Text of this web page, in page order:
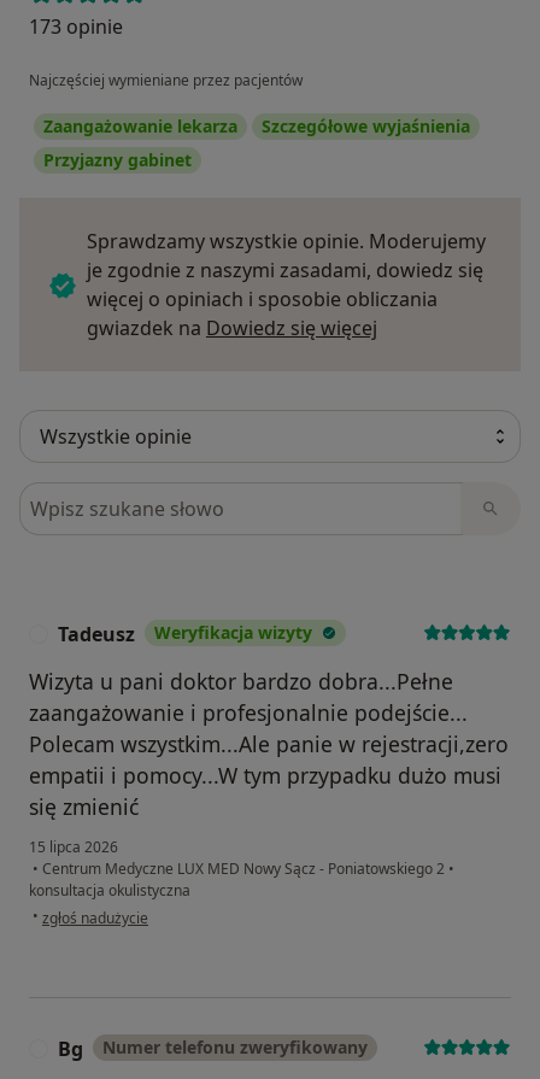
173 opinie
Najczęściej wymieniane przez pacjentów
Zaangażowanie lekarza
Szczegółowe wyjaśnienia
Przyjazny gabinet
Sprawdzamy wszystkie opinie. Moderujemy
je zgodnie z naszymi zasadami, dowiedz się
więcej o opiniach i sposobie obliczania
gwiazdek na Dowiedz się więcej
Szukaj w opiniach
Tadeusz Weryfikacja wizyty
Wizyta u pani doktor bardzo dobra...Pełne
zaangażowanie i profesjonalnie podejście...
Polecam wszystkim...Ale panie w rejestracji,zero
empatii i pomocy...W tym przypadku dużo musi
się zmienić
15 lipca 2026
• Centrum Medyczne LUX MED Nowy Sącz - Poniatowskiego 2 •
konsultacja okulistyczna
• w opinii użytkownika Tadeusz
zgłoś nadużycie
Bg Numer telefonu zweryfikowany